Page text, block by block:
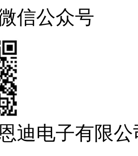
信公众号
迪电子有限公